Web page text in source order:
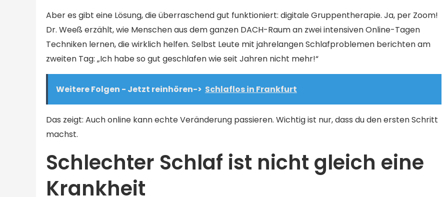
Aber es gibt eine Lösung, die überraschend gut funktioniert: digitale Gruppentherapie. Ja, per Zoom!
Dr. Weeß erzählt, wie Menschen aus dem ganzen DACH-Raum an zwei intensiven Online-Tagen
Techniken lernen, die wirklich helfen. Selbst Leute mit jahrelangen Schlafproblemen berichten am
zweiten Tag: „Ich habe so gut geschlafen wie seit Jahren nicht mehr!“
Weitere Folgen - Jetzt reinhören-> Schlaflos in Frankfurt
Das zeigt: Auch online kann echte Veränderung passieren. Wichtig ist nur, dass du den ersten Schritt
machst.
Schlechter Schlaf ist nicht gleich eine
Krankheit